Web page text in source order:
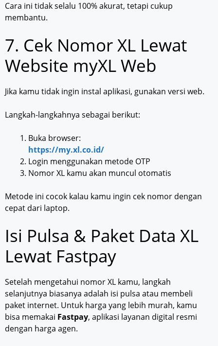
Cara ini tidak selalu 100% akurat, tetapi cukup
membantu.
7. Cek Nomor XL Lewat
Website myXL Web
Jika kamu tidak ingin instal aplikasi, gunakan versi web.
Langkah-langkahnya sebagai berikut:
Buka browser:
https://my.xl.co.id/
Login menggunakan metode OTP
Nomor XL kamu akan muncul otomatis
Metode ini cocok kalau kamu ingin cek nomor dengan
cepat dari laptop.
Isi Pulsa & Paket Data XL
Lewat Fastpay
Setelah mengetahui nomor XL kamu, langkah
selanjutnya biasanya adalah isi pulsa atau membeli
paket internet. Untuk harga yang lebih murah, kamu
bisa memakai Fastpay, aplikasi layanan digital resmi
dengan harga agen.